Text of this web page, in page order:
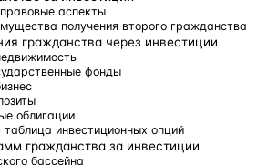
аспекты
получения второго гражданства
гражданства через инвестиции
фонды
облигации
таблица инвестиционных опций
гражданства за инвестиции
бассейна